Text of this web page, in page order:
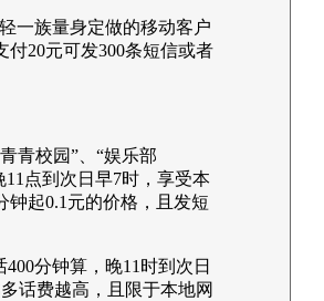
一族量身定做的移动客户
20元可发300条短信或者
青校园”、“娱乐部
点到次日早7时，享受本
钟起0.1元的价格，且发短
分钟算，晚11时到次日
话费越高，且限于本地网